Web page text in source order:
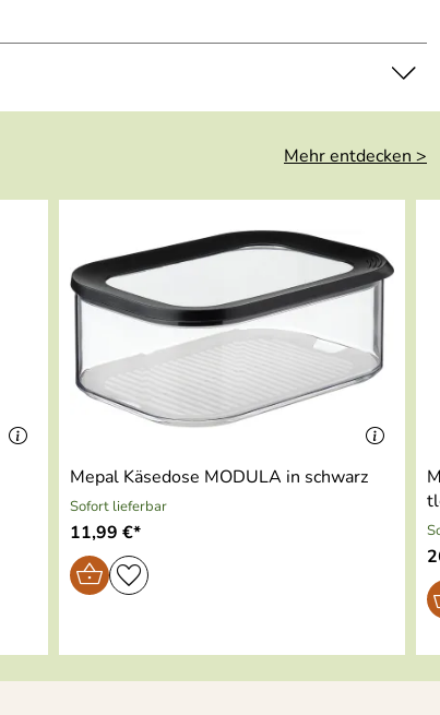
Mehr entdecken >
Mepal Käsedose MODULA in schwarz
Sofort lieferbar
11,99 €*